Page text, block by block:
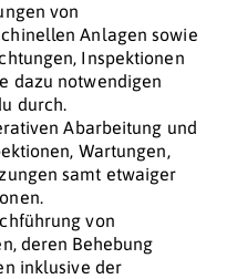
von
Anlagen sowie
Inspektionen
dazu notwendigen
durch.
Abarbeitung und
Wartungen,
samt etwaiger
von
deren Behebung
inklusive der